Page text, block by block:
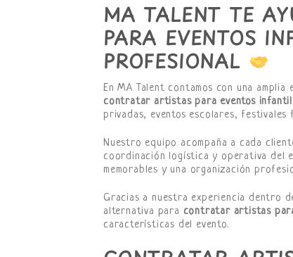
MA TALENT TE
PARA EVENTOS
PROFESIONAL
En MA Talent contamos con una
contratar artistas para eventos
privadas, eventos escolares,
Nuestro equipo acompaña a cada
coordinación logística y operativa del
memorables y una organización
Gracias a nuestra experiencia dentro
alternativa para contratar artistas
características del evento.